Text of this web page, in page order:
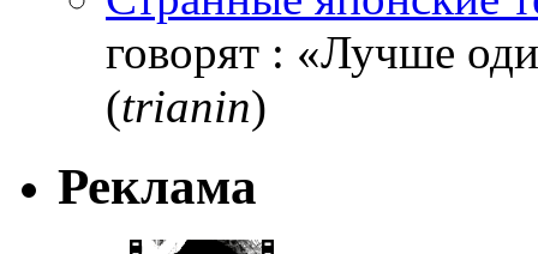
говорят : «Лучше
(trianin)
Реклама